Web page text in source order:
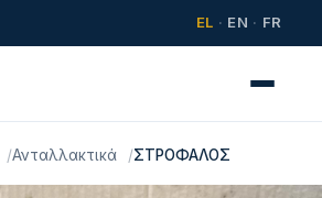
EL · EN · FR
Ανταλλακτικά ΣΤΡΟΦΑΛΟΣ